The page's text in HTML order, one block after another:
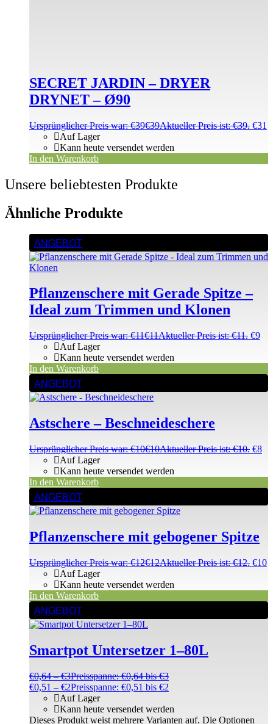
SECRET JARDIN – DRYER
DRYNET – Ø90
Ursprünglicher Preis war: €39€39Aktueller Preis ist: €39. €31
Auf Lager
Kann heute versendet werden
In den Warenkorb
Unsere beliebtesten Produkte
Ähnliche Produkte
ANGEBOT
Pflanzenschere mit Gerade Spitze –
Ideal zum Trimmen und Klonen
Ursprünglicher Preis war: €11€11Aktueller Preis ist: €11. €9
Auf Lager
Kann heute versendet werden
In den Warenkorb
ANGEBOT
Astschere – Beschneideschere
Ursprünglicher Preis war: €10€10Aktueller Preis ist: €10. €8
Auf Lager
Kann heute versendet werden
In den Warenkorb
ANGEBOT
Pflanzenschere mit gebogener Spitze
Ursprünglicher Preis war: €12€12Aktueller Preis ist: €12. €10
Auf Lager
Kann heute versendet werden
In den Warenkorb
ANGEBOT
Smartpot Untersetzer 1–80L
€0,64 –€3Preisspanne: €0,64 bis €3
€0,51 – €2Preisspanne: €0,51 bis €2
Auf Lager
Kann heute versendet werden
Dieses Produkt weist mehrere Varianten auf. Die Optionen